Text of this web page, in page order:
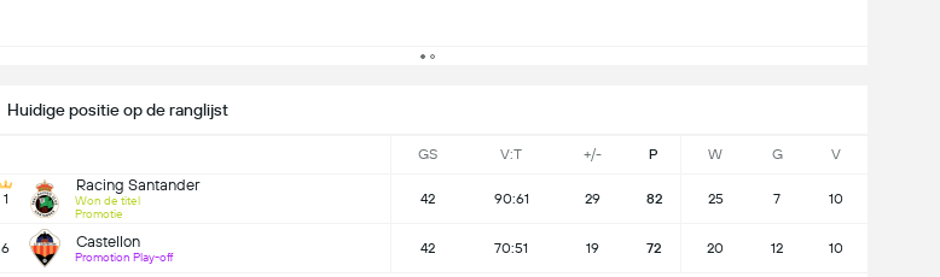
Huidige positie op de ranglijst
GS V:T +/- P W G V
1
Racing Santander
Won de titel
Promotie
42 90:61 29 82 25 7 10
6 Castellon
Promotion Play-off
42 70:51 19 72 20 12 10